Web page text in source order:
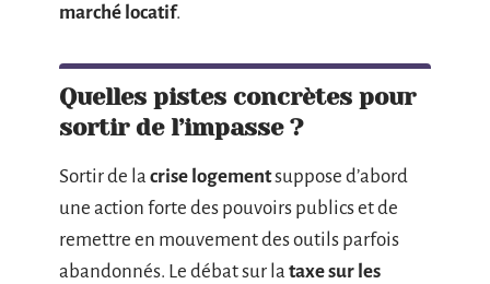
marché locatif.
Quelles pistes concrètes pour
sortir de l’impasse ?
Sortir de la crise logementsuppose d’abord
une action forte des pouvoirs publics et de
remettre en mouvement des outils parfois
abandonnés. Le débat sur la taxe sur les